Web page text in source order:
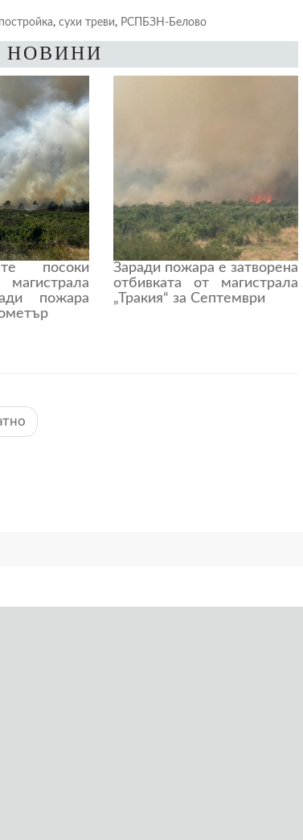
, сухи треви, РСПБЗН-Белово
НОВИНИ
посоки
пожара
Заради пожара е затворена
отбивката от магистрала
„Тракия“ за Септември